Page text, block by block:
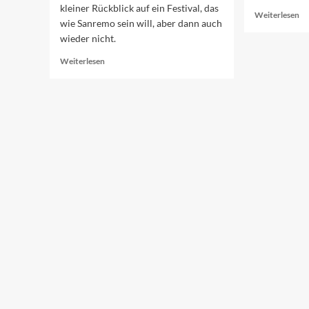
kleiner Rückblick auf ein Festival, das
wie Sanremo sein will, aber dann auch
wieder nicht.
Weiterlesen
Weiterlesen